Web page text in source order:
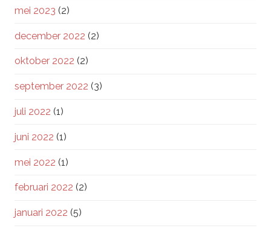
mei 2023 (2)
december 2022 (2)
oktober 2022 (2)
september 2022 (3)
juli 2022 (1)
juni 2022 (1)
mei 2022 (1)
februari 2022 (2)
januari 2022 (5)